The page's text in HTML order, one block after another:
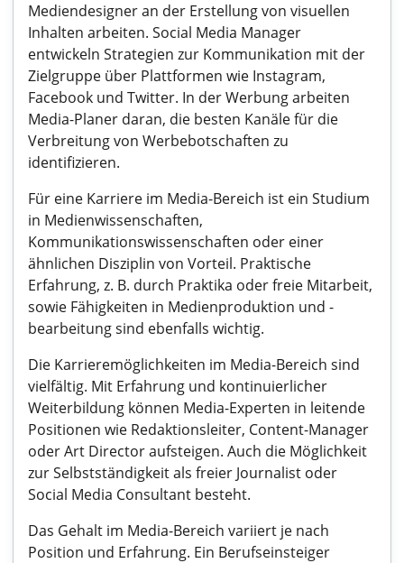
Mediendesigner an der Erstellung von visuellen
Inhalten arbeiten. Social Media Manager
entwickeln Strategien zur Kommunikation mit der
Zielgruppe über Plattformen wie Instagram,
Facebook und Twitter. In der Werbung arbeiten
Media-Planer daran, die besten Kanäle für die
Verbreitung von Werbebotschaften zu
identifizieren.
Für eine Karriere im Media-Bereich ist ein Studium
in Medienwissenschaften,
Kommunikationswissenschaften oder einer
ähnlichen Disziplin von Vorteil. Praktische
Erfahrung, z. B. durch Praktika oder freie Mitarbeit,
sowie Fähigkeiten in Medienproduktion und -
bearbeitung sind ebenfalls wichtig.
Die Karrieremöglichkeiten im Media-Bereich sind
vielfältig. Mit Erfahrung und kontinuierlicher
Weiterbildung können Media-Experten in leitende
Positionen wie Redaktionsleiter, Content-Manager
oder Art Director aufsteigen. Auch die Möglichkeit
zur Selbstständigkeit als freier Journalist oder
Social Media Consultant besteht.
Das Gehalt im Media-Bereich variiert je nach
Position und Erfahrung. Ein Berufseinsteiger